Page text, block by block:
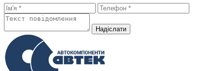
Надiслати